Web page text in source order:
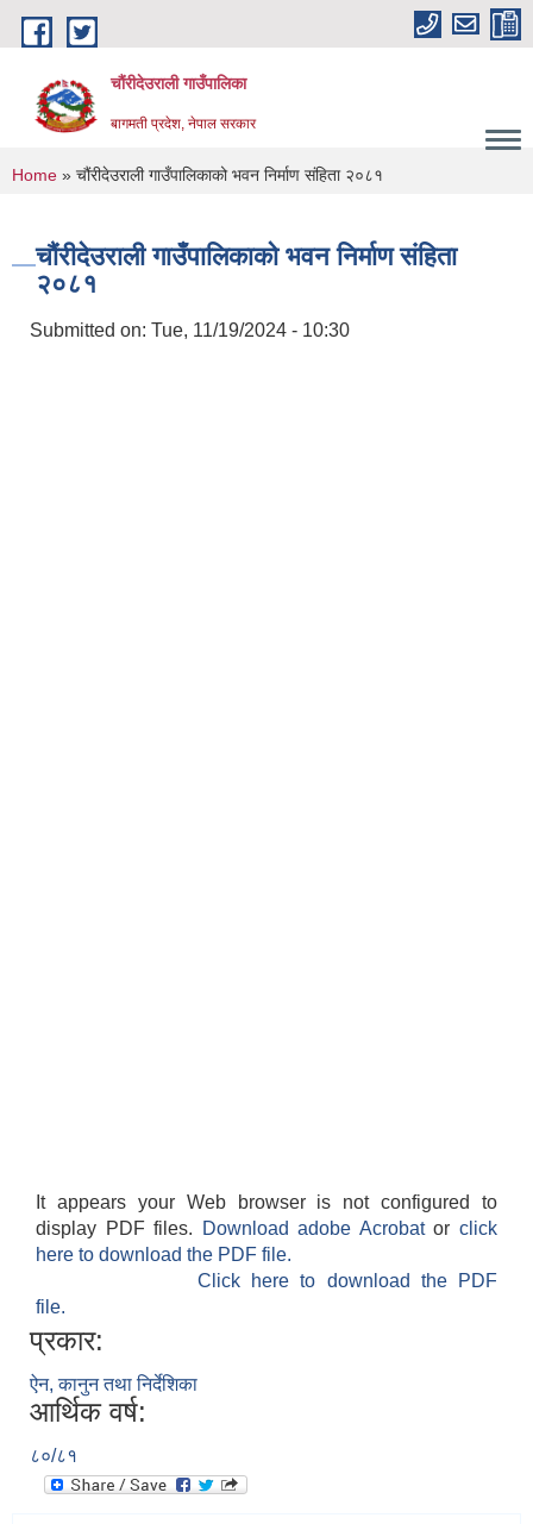
Skip to main content
चौंरीदेउराली गाउँपालिका
बागमती प्रदेश, नेपाल सरकार
You are here
Home » चौंरीदेउराली गाउँपालिकाको भवन निर्माण संहिता २०८१
चौंरीदेउराली गाउँपालिकाको भवन निर्माण संहिता
२०८१
Submitted on: Tue, 11/19/2024 - 10:30
It appears your Web browser is not configured to
display PDF files.
Download adobe Acrobatorclick
here to download the PDF file.
Click here to download the PDF
file.
प्रकार:
ऐन, कानुन तथा निर्देशिका
आर्थिक वर्ष:
८०/८१